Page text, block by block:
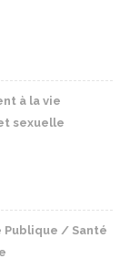
à la vie
sexuelle
Publique / Santé